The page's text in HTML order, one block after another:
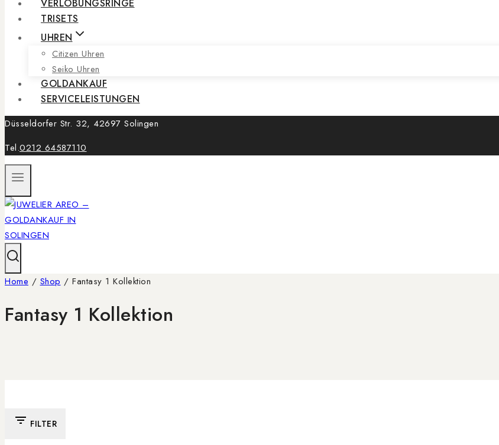
VERLOBUNGSRINGE
TRISETS
UHREN
Citizen Uhren
Seiko Uhren
GOLDANKAUF
SERVICELEISTUNGEN
Düsseldorfer Str. 32, 42697 Solingen
Tel.0212 64587110
Home / Shop / Fantasy 1 Kollektion
Fantasy 1 Kollektion
FILTER